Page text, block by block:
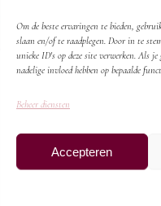
Om de beste ervaringen te bieden,
slaan en/of te raadplegen. Door in te
unieke ID's op deze site verwerken. Als
nadelige invloed hebben op bepaalde
Beheer diensten
Accepteren